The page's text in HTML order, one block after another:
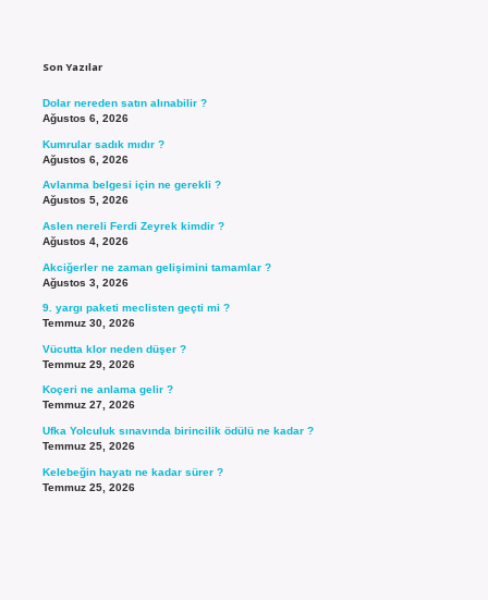
Son Yazılar
Dolar nereden satın alınabilir ?
Ağustos 6, 2026
Kumrular sadık mıdır ?
Ağustos 6, 2026
Avlanma belgesi için ne gerekli ?
Ağustos 5, 2026
Aslen nereli Ferdi Zeyrek kimdir ?
Ağustos 4, 2026
Akciğerler ne zaman gelişimini tamamlar ?
Ağustos 3, 2026
9. yargı paketi meclisten geçti mi ?
Temmuz 30, 2026
Vücutta klor neden düşer ?
Temmuz 29, 2026
Koçeri ne anlama gelir ?
Temmuz 27, 2026
Ufka Yolculuk sınavında birincilik ödülü ne kadar ?
Temmuz 25, 2026
Kelebeğin hayatı ne kadar sürer ?
Temmuz 25, 2026